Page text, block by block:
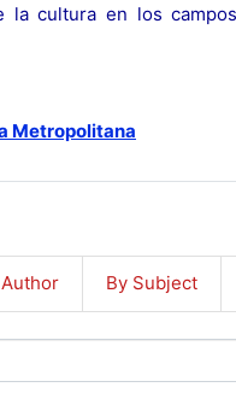
cultura en los
Metropolitana
By Subject